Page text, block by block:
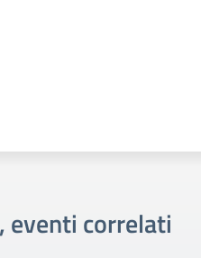
eventi correlati